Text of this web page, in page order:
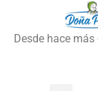
Desde hace